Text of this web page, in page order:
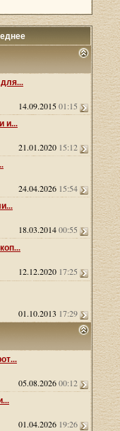
14.09.201501:15
и...
21.01.2020 15:12
24.04.2026 15:54
18.03.201400:55
12.12.2020 17:25
01.10.2013 17:29
05.08.202600:12
01.04.2026 19:26